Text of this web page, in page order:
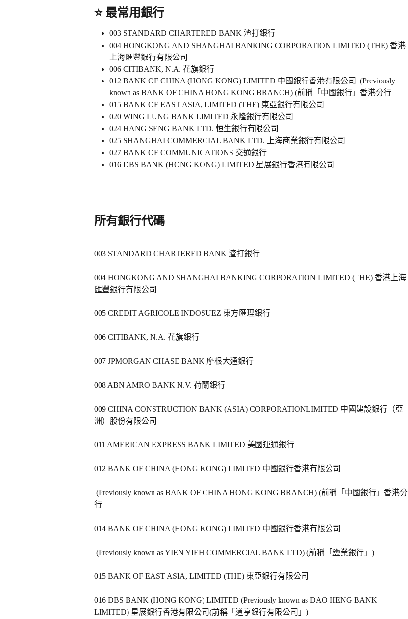
⭐ 最常用銀行
003 STANDARD CHARTERED BANK 渣打銀行
004 HONGKONG AND SHANGHAI BANKING CORPORATION LIMITED (THE) 香港
上海匯豐銀行有限公司
006 CITIBANK, N.A. 花旗銀行
012 BANK OF CHINA (HONG KONG) LIMITED 中國銀行香港有限公司  (Previously
known as BANK OF CHINA HONG KONG BRANCH) (前稱「中國銀行」香港分行
015 BANK OF EAST ASIA, LIMITED (THE) 東亞銀行有限公司
020 WING LUNG BANK LIMITED 永隆銀行有限公司
024 HANG SENG BANK LTD. 恒生銀行有限公司
025 SHANGHAI COMMERCIAL BANK LTD. 上海商業銀行有限公司
027 BANK OF COMMUNICATIONS 交通銀行
016 DBS BANK (HONG KONG) LIMITED 星展銀行香港有限公司
所有銀行代碼
003 STANDARD CHARTERED BANK 渣打銀行
004 HONGKONG AND SHANGHAI BANKING CORPORATION LIMITED (THE) 香港上海
匯豐銀行有限公司
005 CREDIT AGRICOLE INDOSUEZ 東方匯理銀行
006 CITIBANK, N.A. 花旗銀行
007 JPMORGAN CHASE BANK 摩根大通銀行
008 ABN AMRO BANK N.V. 荷蘭銀行
009 CHINA CONSTRUCTION BANK (ASIA) CORPORATIONLIMITED 中國建設銀行（亞
洲）股份有限公司
011 AMERICAN EXPRESS BANK LIMITED 美國運通銀行
012 BANK OF CHINA (HONG KONG) LIMITED 中國銀行香港有限公司
(Previously known as BANK OF CHINA HONG KONG BRANCH) (前稱「中國銀行」香港分
行
014 BANK OF CHINA (HONG KONG) LIMITED 中國銀行香港有限公司
(Previously known as YIEN YIEH COMMERCIAL BANK LTD) (前稱「鹽業銀行」)
015 BANK OF EAST ASIA, LIMITED (THE) 東亞銀行有限公司
016 DBS BANK (HONG KONG) LIMITED (Previously known as DAO HENG BANK
LIMITED) 星展銀行香港有限公司(前稱「道亨銀行有限公司」)